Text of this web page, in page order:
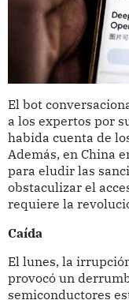
El bot
a los expertos por
habida cuenta de
Además, en China
para eludir las
obstaculizar el
requiere la
Caída
El lunes, la
provocó un
semiconductores